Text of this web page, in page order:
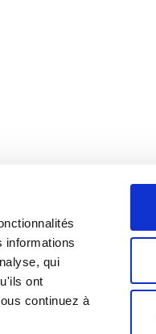
informations
qui
ont
continuez à